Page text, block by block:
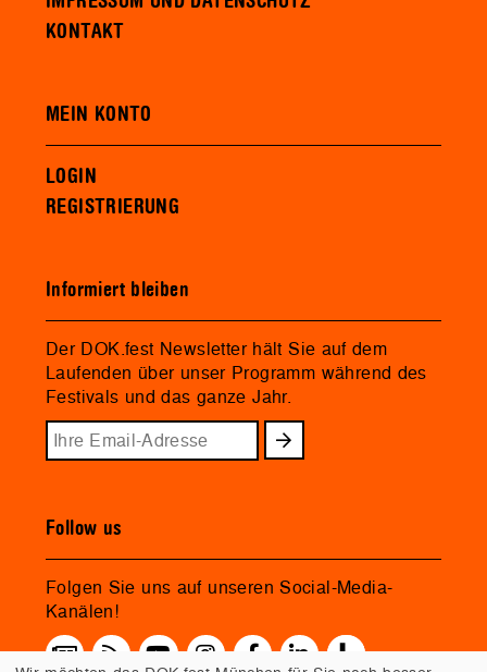
KONTAKT
MEIN KONTO
LOGIN
REGISTRIERUNG
Informiert bleiben
Der DOK.fest Newsletter hält Sie auf dem
Laufenden über unser Programm während des
Festivals und das ganze Jahr.
Follow us
Folgen Sie uns auf unseren Social-Media-
Kanälen!